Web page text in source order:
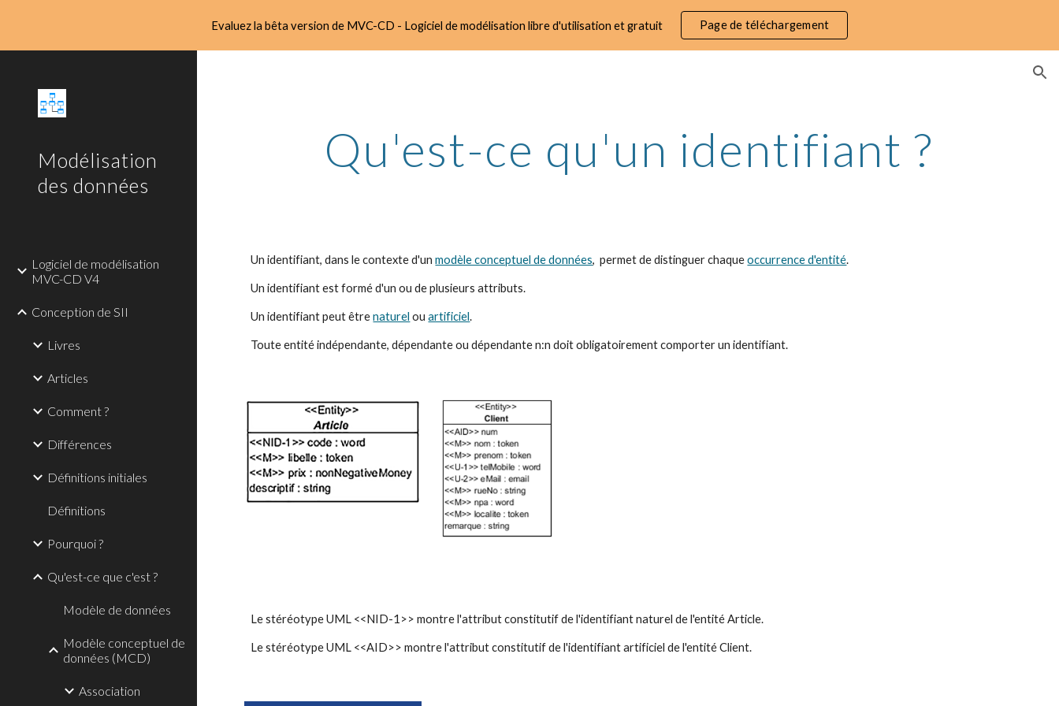
Skip to main content Skip to navigation
Evaluez la bêta version de MVC-CD - Logiciel de modélisation libre d'utilisation et gratuit Page de téléchargement
Modélisation
des données
Logiciel de modélisation
MVC-CD V4
Conception de SII
Livres
Articles
Comment ?
Différences
Définitions initiales
Définitions
Pourquoi ?
Qu'est-ce que c'est ?
Modèle de données
Modèle conceptuel de
données (MCD)
Association
Qu'est-ce qu'un identifiant ?
Un identifiant, dans le contexte d'un modèle conceptuel de données,  permet de distinguer chaque occurrence d'entité.
Un identifiant est formé d'un ou de plusieurs attributs.
Un identifiant peut être naturel ou artificiel.
Toute entité indépendante, dépendante ou dépendante n:n doit obligatoirement comporter un identifiant.
Le stéréotype UML <<NID-1>> montre l'attribut constitutif de l'identifiant naturel de l'entité Article.
Le stéréotype UML <<AID>> montre l'attribut constitutif de l'identifiant artificiel de l'entité Client.